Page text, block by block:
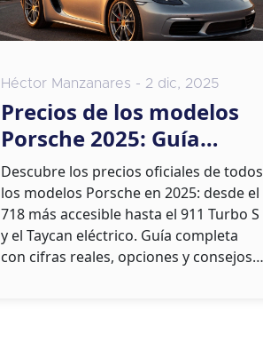
Héctor Manzanares - 2 dic, 2025
Precios de los modelos
Porsche 2025: Guía
completa de todos los
vehículos disponibles
Descubre los precios oficiales de todos
los modelos Porsche en 2025: desde el
718 más accesible hasta el 911 Turbo S
y el Taycan eléctrico. Guía completa
con cifras reales, opciones y consejos